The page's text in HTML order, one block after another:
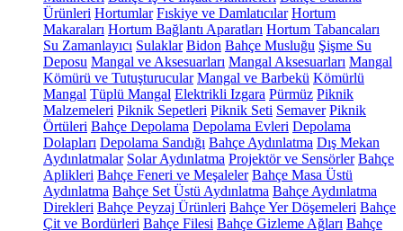
Ürünleri Hortumlar Fıskiye ve Damlatıcılar Hortum
Makaraları Hortum Bağlantı Aparatları Hortum Tabancaları
Su Zamanlayıcı Sulaklar Bidon Bahçe Musluğu Şişme Su
Deposu Mangal ve Aksesuarları Mangal Aksesuarları Mangal
Kömürü ve Tutuşturucular Mangal ve Barbekü Kömürlü
Mangal Tüplü Mangal Elektrikli Izgara Pürmüz Piknik
Malzemeleri Piknik Sepetleri Piknik Seti Semaver Piknik
Örtüleri Bahçe Depolama Depolama Evleri Depolama
Dolapları Depolama Sandığı Bahçe Aydınlatma Dış Mekan
Aydınlatmalar Solar Aydınlatma Projektör ve Sensörler Bahçe
Aplikleri Bahçe Feneri ve Meşaleler Bahçe Masa Üstü
Aydınlatma Bahçe Set Üstü Aydınlatma Bahçe Aydınlatma
Direkleri Bahçe Peyzaj Ürünleri Bahçe Yer Döşemeleri Bahçe
Çit ve Bordürleri Bahçe Filesi Bahçe Gizleme Ağları Bahçe